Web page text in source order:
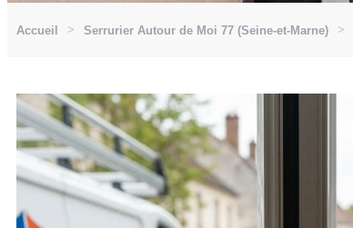
Accueil Serrurier Autour de Moi 77 (Seine-et-Marne)